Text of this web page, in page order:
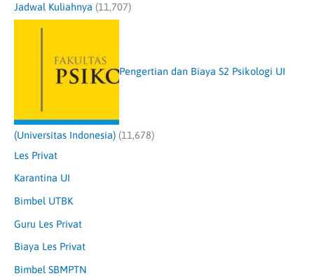
Jadwal Kuliahnya (11,707)
Pengertian dan Biaya S2 Psikologi UI
(Universitas Indonesia) (11,678)
Les Privat
Karantina UI
Bimbel UTBK
Guru Les Privat
Biaya Les Privat
Bimbel SBMPTN